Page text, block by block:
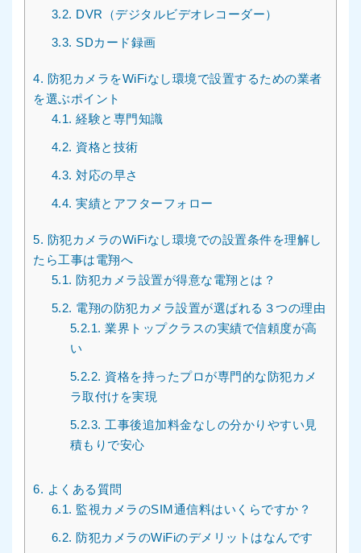
3.2. DVR（デジタルビデオレコーダー）
3.3. SDカード録画
4. 防犯カメラをWiFiなし環境で設置するための業者
を選ぶポイント
4.1. 経験と専門知識
4.2. 資格と技術
4.3. 対応の早さ
4.4. 実績とアフターフォロー
5. 防犯カメラのWiFiなし環境での設置条件を理解し
たら工事は電翔へ
5.1. 防犯カメラ設置が得意な電翔とは？
5.2. 電翔の防犯カメラ設置が選ばれる３つの理由
5.2.1. 業界トップクラスの実績で信頼度が高
い
5.2.2. 資格を持ったプロが専門的な防犯カメ
ラ取付けを実現
5.2.3. 工事後追加料金なしの分かりやすい見
積もりで安心
6. よくある質問
6.1. 監視カメラのSIM通信料はいくらですか？
6.2. 防犯カメラのWiFiのデメリットはなんです